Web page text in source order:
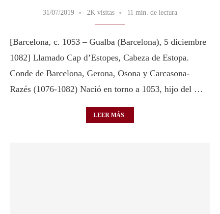
31/07/2019 2K visitas 11 min. de lectura
[Barcelona, c. 1053 – Gualba (Barcelona), 5 diciembre
1082] Llamado Cap d’Estopes, Cabeza de Estopa.
Conde de Barcelona, Gerona, Osona y Carcasona-
Razés (1076-1082) Nació en torno a 1053, hijo del …
LEER MÁS